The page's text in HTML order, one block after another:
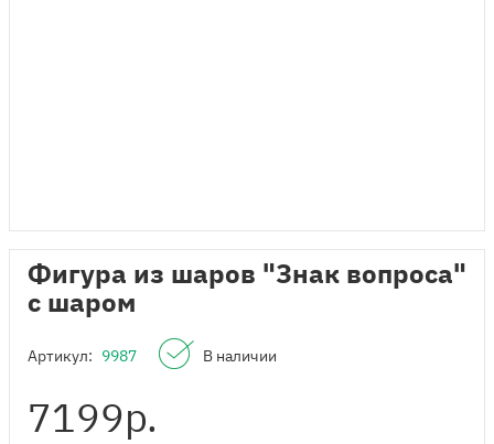
Фигура из шаров "Знак вопроса"
с шаром
Артикул: 9987 В наличии
7199р.